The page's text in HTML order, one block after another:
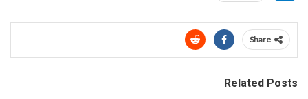
Share
Related Posts